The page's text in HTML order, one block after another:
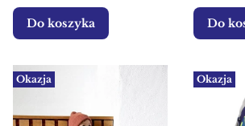
Do koszyka Do
Okazja Okazja